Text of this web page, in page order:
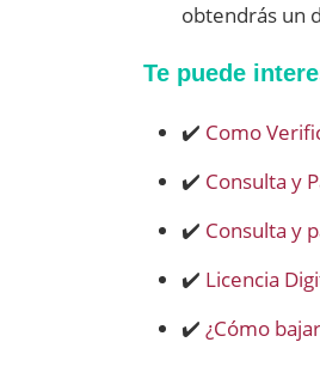
obtendrás un
Te puede
✔️ Como
✔️ Consulta y
✔️ Consulta y
✔️ Licencia
✔️ ¿Cómo